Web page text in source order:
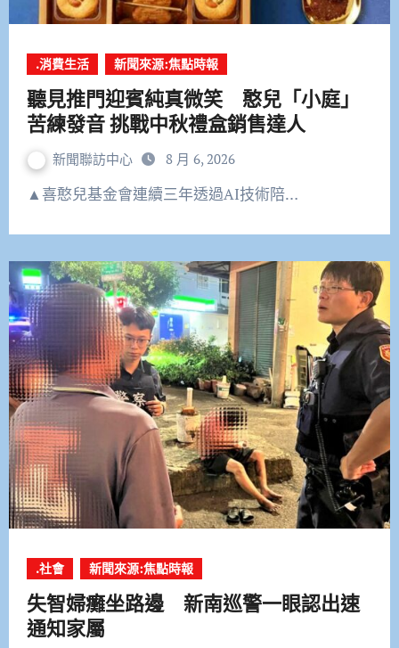
.消費生活 新聞來源:焦點時報
聽見推門迎賓純真微笑 憨兒「小庭」
苦練發音 挑戰中秋禮盒銷售達人
新聞聯訪中心 8 月 6, 2026
▲喜憨兒基金會連續三年透過AI技術陪…
.社會 新聞來源:焦點時報
失智婦癱坐路邊 新南巡警一眼認出速
通知家屬